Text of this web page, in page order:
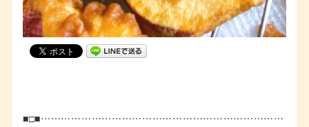
■□■………………………………………………………………